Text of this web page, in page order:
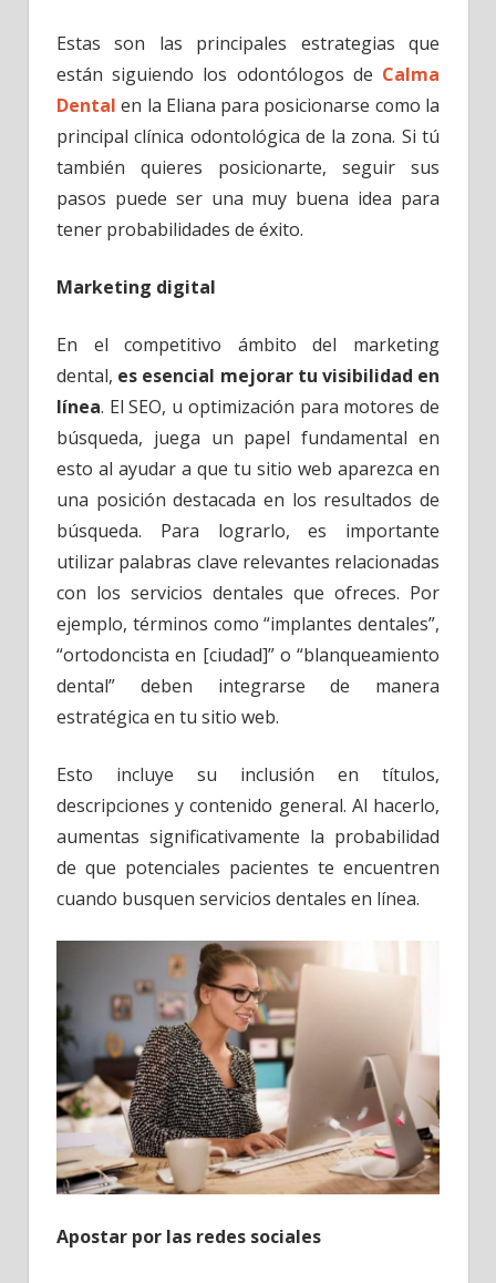
Estas son las principales estrategias que
están siguiendo los odontólogos de Calma
Dental en la Eliana para posicionarse como la
principal clínica odontológica de la zona. Si tú
también quieres posicionarte, seguir sus
pasos puede ser una muy buena idea para
tener probabilidades de éxito.
Marketing digital
En el competitivo ámbito del marketing
dental, es esencial mejorar tu visibilidad en
línea. El SEO, u optimización para motores de
búsqueda, juega un papel fundamental en
esto al ayudar a que tu sitio web aparezca en
una posición destacada en los resultados de
búsqueda. Para lograrlo, es importante
utilizar palabras clave relevantes relacionadas
con los servicios dentales que ofreces. Por
ejemplo, términos como “implantes dentales”,
“ortodoncista en [ciudad]” o “blanqueamiento
dental” deben integrarse de manera
estratégica en tu sitio web.
Esto incluye su inclusión en títulos,
descripciones y contenido general. Al hacerlo,
aumentas significativamente la probabilidad
de que potenciales pacientes te encuentren
cuando busquen servicios dentales en línea.
Apostar por las redes sociales